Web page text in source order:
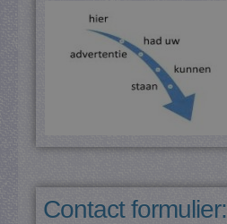
Contact formulier: